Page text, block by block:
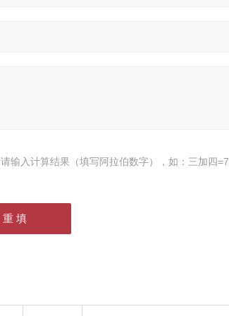
请输入计算结果（填写阿拉伯数字），如：三加四=7